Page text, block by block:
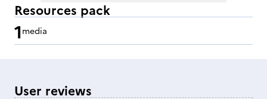
Resources pack
1media
User reviews